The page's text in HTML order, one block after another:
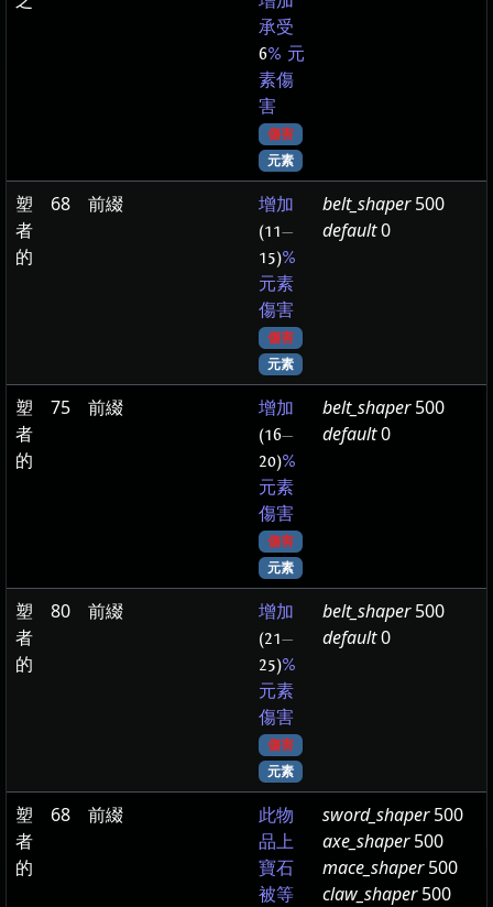
承受
6% 元
素傷
害
傷害
元素
塑
者
的
68 前綴
增加
(11—
15)%
元素
傷害
傷害
元素
belt_shaper500
default0
塑
者
的
75 前綴
增加
(16—
20)%
元素
傷害
傷害
元素
belt_shaper500
default0
塑
者
的
80 前綴
增加
(21—
25)%
元素
傷害
傷害
元素
belt_shaper500
default0
塑
者
的
68 前綴
此物
品上
寶石
被等
sword_shaper500
axe_shaper500
mace_shaper500
claw_shaper500